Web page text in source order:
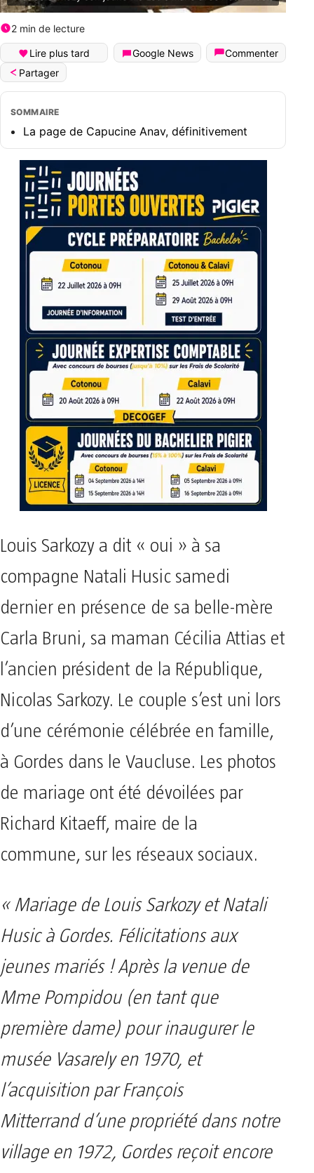
2 min de lecture
Lire plus tard Google News
Commenter
Partager
SOMMAIRE
La page de Capucine Anav, définitivement
Louis Sarkozy a dit « oui » à sa
compagne Natali Husic samedi
dernier en présence de sa belle-mère
Carla Bruni, sa maman Cécilia Attias et
l’ancien président de la République,
Nicolas Sarkozy. Le couple s’est uni lors
d’une cérémonie célébrée en famille,
à Gordes dans le Vaucluse. Les photos
de mariage ont été dévoilées par
Richard Kitaeff, maire de la
commune, sur les réseaux sociaux.
« Mariage de Louis Sarkozy et Natali
Husic à Gordes. Félicitations aux
jeunes mariés ! Après la venue de
Mme Pompidou (en tant que
première dame) pour inaugurer le
musée Vasarely en 1970, et
l’acquisition par François
Mitterrand d’une propriété dans notre
village en 1972, Gordes reçoit encore